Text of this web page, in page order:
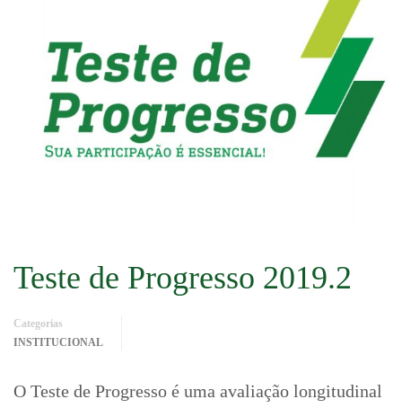
Teste de Progresso 2019.2
Categorias
INSTITUCIONAL
O Teste de Progresso é uma avaliação longitudinal